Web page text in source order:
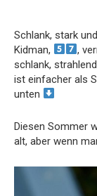
Schlank, stark
Kidman,
,
schlank,
ist einfacher als
unten
Diesen Sommer
alt, aber wenn